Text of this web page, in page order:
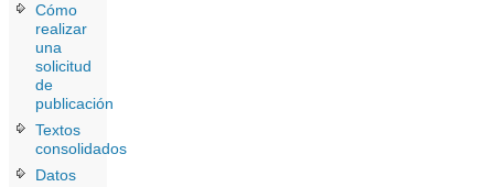
Cómo
realizar
una
solicitud
de
publicación
Textos
consolidados
Datos